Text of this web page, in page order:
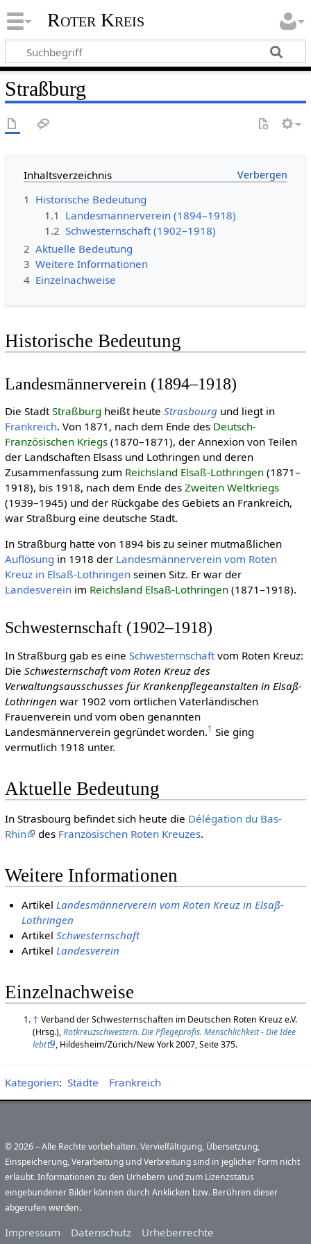
Roter Kreis
Straßburg
Inhaltsverzeichnis
1 Historische Bedeutung
1.1 Landesmännerverein (1894–1918)
1.2 Schwesternschaft (1902–1918)
2 Aktuelle Bedeutung
3 Weitere Informationen
4 Einzelnachweise
Historische Bedeutung
Landesmännerverein (1894–1918)
Die StadtStraßburg heißt heute Strasbourgund liegt in
Frankreich. Von 1871, nach dem Ende des Deutsch-
Französischen Kriegs(1870–1871), der Annexion von Teilen
der Landschaften Elsass und Lothringen und deren
Zusammenfassung zum Reichsland Elsaß-Lothringen(1871–
1918), bis 1918, nach dem Ende des Zweiten Welt­kriegs
(1939–1945) und der Rückgabe des Gebiets an Frankreich,
war Straßburg eine deutsche Stadt.
In Straßburg hatte von 1894 bis zu seiner mutmaßlichen
Auflösung in 1918 der Landesmännerverein vom Roten
Kreuz in Elsaß-Lothringenseinen Sitz. Er war der
Landesvereinim Reichsland Elsaß-Lothringen(1871–1918).
Schwesternschaft (1902–1918)
In Straßburg gab es eine Schwesternschaftvom Roten Kreuz:
Die Schwesternschaft vom Roten Kreuz des
Verwaltungsausschusses für Krankenpflegeanstalten in Elsaß-
Lothringen war 1902 vom örtlichen Vaterländischen
Frauenverein und vom oben genannten
Landesmännerverein gegründet worden.1 Sie ging
vermutlich 1918 unter.
Aktuelle Bedeutung
In Strasbourg befindet sich heute die Délégation du Bas-
Rhin
des Franzö­sischen Roten Kreuzes.
Weitere Informationen
Artikel Landesmännerverein vom Roten Kreuz in Elsaß-
Lothringen
ArtikelSchwesternschaft
Artikel Landesverein
Einzelnachweise
↑ Verband der Schwesternschaften im Deutschen Roten Kreuz e.V.
(Hrsg.),Rotkreuzschwestern. Die Pflegeprofis. Menschlichkeit - Die Idee
lebt
, Hildesheim/Zürich/New York 2007, Seite 375.
Kategorien: Städte Frankreich
© 2026 – Alle Rechte vorbehalten. Vervielfältigung, Übersetzung,
Einspeicherung, Verarbeitung und Verbreitung sind in jeglicher Form nicht
erlaubt. Informationen zu den Urhebern und zum Lizenzstatus
eingebundener Bilder können durch Anklicken bzw. Berühren dieser
abgerufen werden.
Impressum Datenschutz Urheberrechte